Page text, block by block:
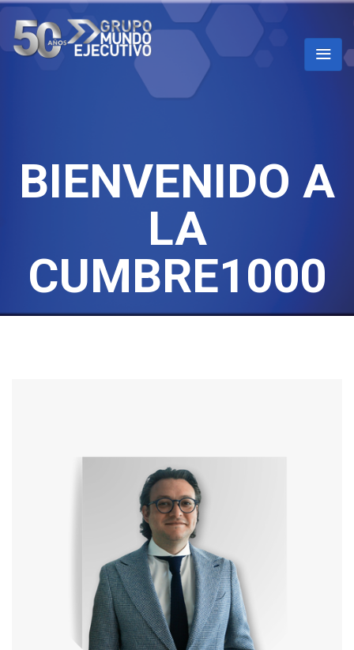
BIENVENIDO A
LA
CUMBRE1000